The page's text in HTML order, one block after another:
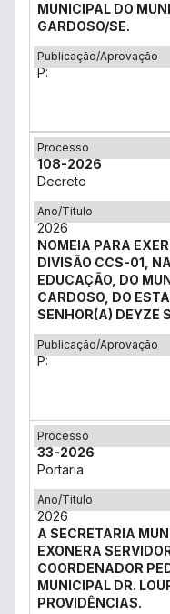
MUNICIPAL DO
GARDOSO/SE.
Publicação/Aprovação
P:
Processo
108-2026
Decreto
Ano/Titulo
2026
NOMEIA PARA
DIVISÃO CCS-01,
EDUCAÇÃO, DO
CARDOSO, DO
SENHOR(A) DEYZE
Publicação/Aprovação
P:
Processo
33-2026
Portaria
Ano/Titulo
2026
A SECRETARIA
EXONERA
COORDENADOR
MUNICIPAL DR.
PROVIDÊNCIAS.